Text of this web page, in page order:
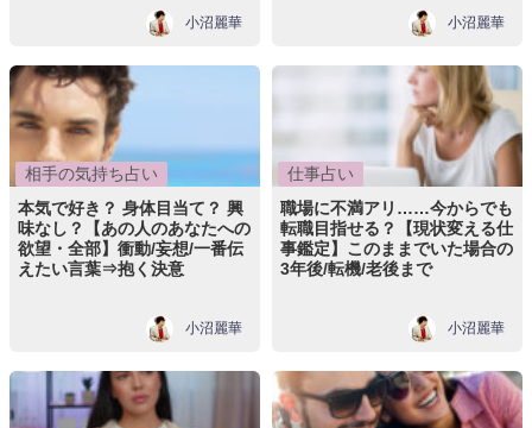
小沼麗華 小沼麗華
相手の気持ち占い
本気で好き？ 身体目当て？ 興
味なし？【あの人のあなたへの
欲望・全部】衝動/妄想/一番伝
えたい言葉⇒抱く決意
小沼麗華
仕事占い
職場に不満アリ……今からでも
転職目指せる？【現状変える仕
事鑑定】このままでいた場合の
3年後/転機/老後まで
小沼麗華